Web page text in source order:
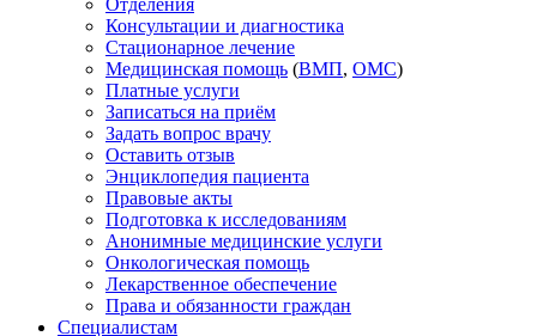
Отделения
Консультации и диагностика
Стационарное лечение
Медицинская помощь (ВМП, ОМС)
Платные услуги
Записаться на приём
Задать вопрос врачу
Оставить отзыв
Энциклопедия пациента
Правовые акты
Подготовка к исследованиям
Анонимные медицинские услуги
Онкологическая помощь
Лекарственное обеспечение
Права и обязанности граждан
Специалистам